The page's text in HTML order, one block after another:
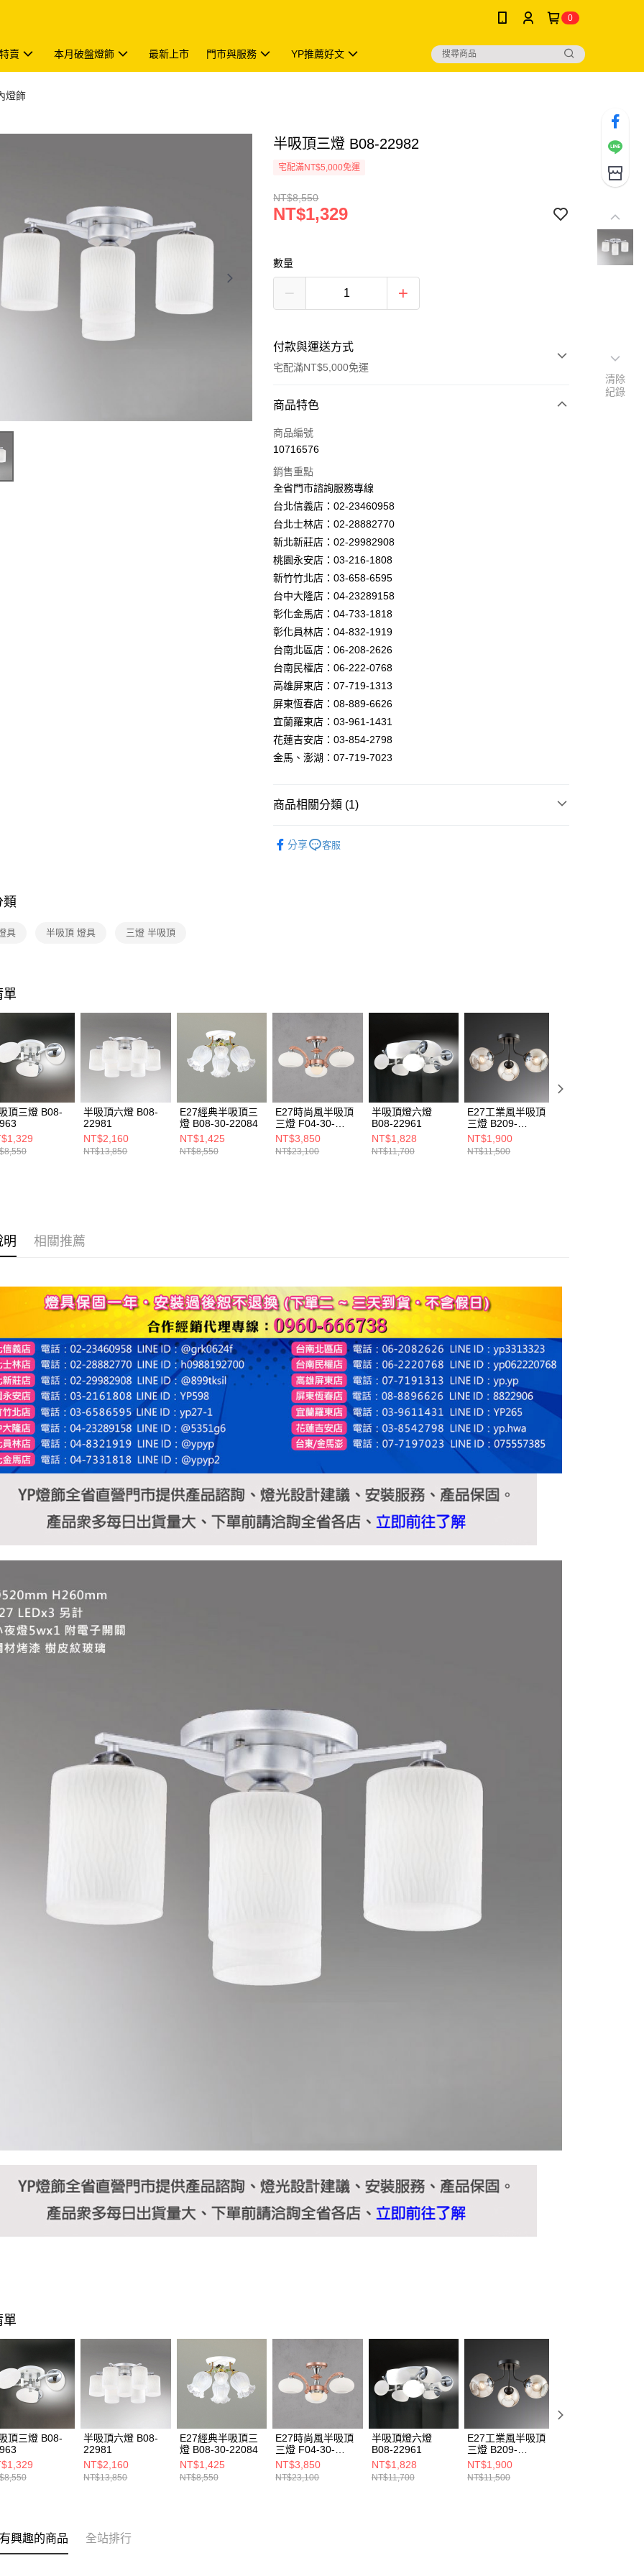
0
賣 本月破盤燈飾 最新上市 門市與服務 YP推薦好文
燈飾
半吸頂三燈 B08-22982
宅配滿NT$5,000免運
NT$8,550
NT$1,329
數量
付款與運送方式
宅配滿NT$5,000免運
付款方式
信用卡一次付款
Apple Pay
街口支付
悠遊付
Google Pay
全盈+PAY
AFTEE先享後付
相關說明
【關於「AFTEE先享後付」】
AFTEE先享後付是「在收到商品之後才付款」的支付方式。 讓您購物簡單
便利好安心！
１．簡單：不需註冊會員、不需綁卡、不需儲值。
２．便利：只要手機號碼，簡訊認證，即可結帳。
【「AFTEE先享後付」結帳流程】
１．於結帳方式選擇「AFTEE先享後付」後，將跳轉至「AFTEE先享後
付」結帳頁面，進行簡訊認證並確認金額後，即可完成結帳。
／ATM／網路銀行／等多元方式進行付款，方視為交易完成。
先享後付繳納相關費用。
即時審查核予不同之上限額度；若仍有額度不足之情形，本公司將視審查
結果請求用戶進行身份認證。
５．嚴禁一人註冊多個帳號或使用他人資訊註冊。若發現惡意使用之情
形，恩沛科技股份有限公司將有權停止該用戶之使用額度並採取法律行
ATM付款
運送方式
每筆NT$180，滿NT$5,000(含以上)免運費
商品特色
商品編號
10716576
銷售重點
全省門市諮詢服務專線
台北信義店：02-23460958
台北士林店：02-28882770
新北新莊店：02-29982908
桃園永安店：03-216-1808
新竹竹北店：03-658-6595
台中大隆店：04-23289158
彰化金馬店：04-733-1818
彰化員林店：04-832-1919
台南北區店：06-208-2626
台南民權店：06-222-0768
高雄屏東店：07-719-1313
屏東恆春店：08-889-6626
宜蘭羅東店：03-961-1431
花蓮吉安店：03-854-2798
金馬、澎湖：07-719-7023
商品相關分類 (1)
分享
客服
類
具 半吸頂 燈具 三燈 半吸頂
單
頂三燈 B08-
半吸頂六燈 B08-
22981
NT$2,160
NT$13,850
E27經典半吸頂三
燈 B08-30-22084
NT$1,425
NT$8,550
E27時尚風半吸頂
三燈 F04-30-
21952
NT$3,850
NT$23,100
半吸頂燈六燈
B08-22961
NT$1,828
NT$11,700
E27工業風半吸頂
三燈 B209-
030155
NT$1,900
NT$11,500
明 相關推薦
單
頂三燈 B08-
半吸頂六燈 B08-
22981
NT$2,160
NT$13,850
E27經典半吸頂三
燈 B08-30-22084
NT$1,425
NT$8,550
E27時尚風半吸頂
三燈 F04-30-
21952
NT$3,850
NT$23,100
半吸頂燈六燈
B08-22961
NT$1,828
NT$11,700
E27工業風半吸頂
三燈 B209-
030155
NT$1,900
NT$11,500
興趣的商品 全站排行
清除
紀錄